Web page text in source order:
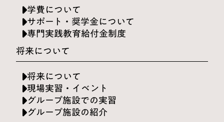
学費について
サポート・奨学金について
専門実践教育給付金制度
将来について
将来について
現場実習・イベント
グループ施設での実習
グループ施設の紹介